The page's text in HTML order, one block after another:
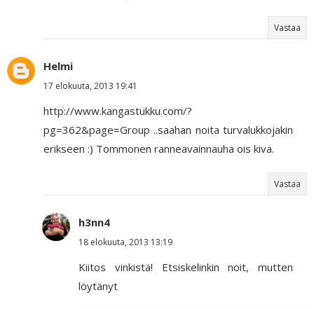
Vastaa
Helmi
17 elokuuta, 2013 19:41
http://www.kangastukku.com/?
pg=362&page=Group ..saahan noita turvalukkojakin
erikseen :) Tommonen ranneavainnauha ois kiva.
Vastaa
h3nn4
18 elokuuta, 2013 13:19
Kiitos vinkistä! Etsiskelinkin noit, mutten
löytänyt